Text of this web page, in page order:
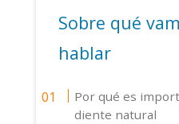
Sobre qué
hablar
Por qué es
diente natural